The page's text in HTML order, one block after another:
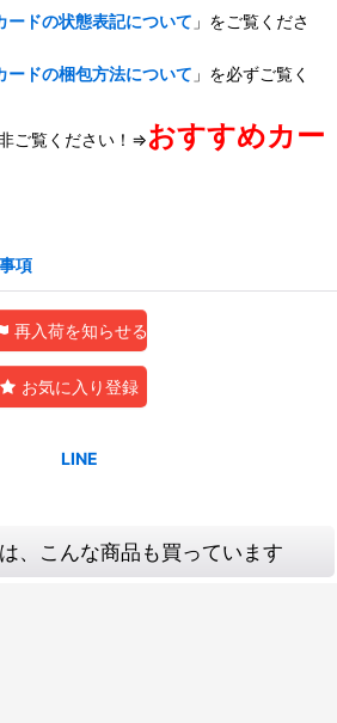
ードの状態表記について 」をご覧くださ
ードの梱包方法について 」を必ずご覧く
ご覧ください！⇒おすすめカー
項
再入荷を知らせる
お気に入り登録
、こんな商品も買っています